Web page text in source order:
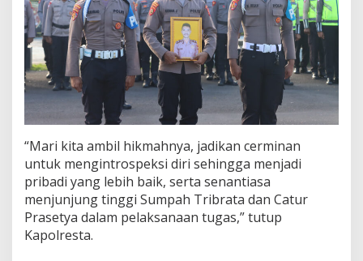
“Mari kita ambil hikmahnya, jadikan cerminan
untuk mengintrospeksi diri sehingga menjadi
pribadi yang lebih baik, serta senantiasa
menjunjung tinggi Sumpah Tribrata dan Catur
Prasetya dalam pelaksanaan tugas,” tutup
Kapolresta.